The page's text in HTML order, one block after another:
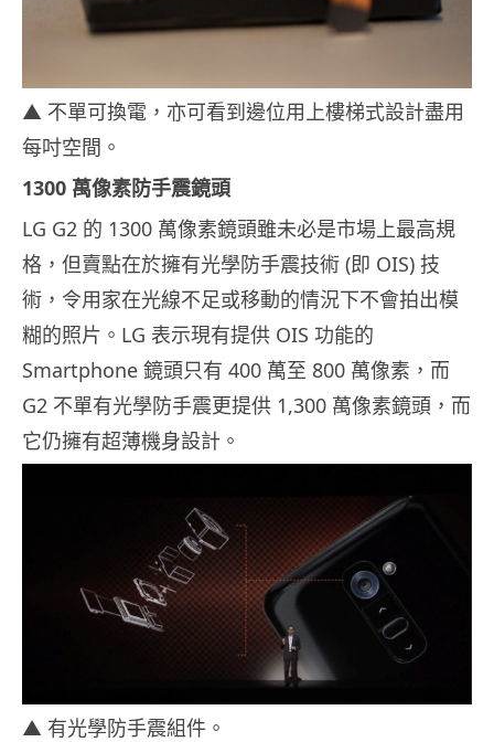
▲ 不單可換電，亦可看到邊位用上樓梯式設計盡用
每吋空間。
1300 萬像素防手震鏡頭
LG G2 的 1300 萬像素鏡頭雖未必是市場上最高規
格，但賣點在於擁有光學防手震技術 (即 OIS) 技
術，令用家在光線不足或移動的情況下不會拍出模
糊的照片。LG 表示現有提供 OIS 功能的
Smartphone 鏡頭只有 400 萬至 800 萬像素，而
G2 不單有光學防手震更提供 1,300 萬像素鏡頭，而
它仍擁有超薄機身設計。
▲ 有光學防手震組件。